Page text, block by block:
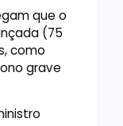
que o
(75
como
grave